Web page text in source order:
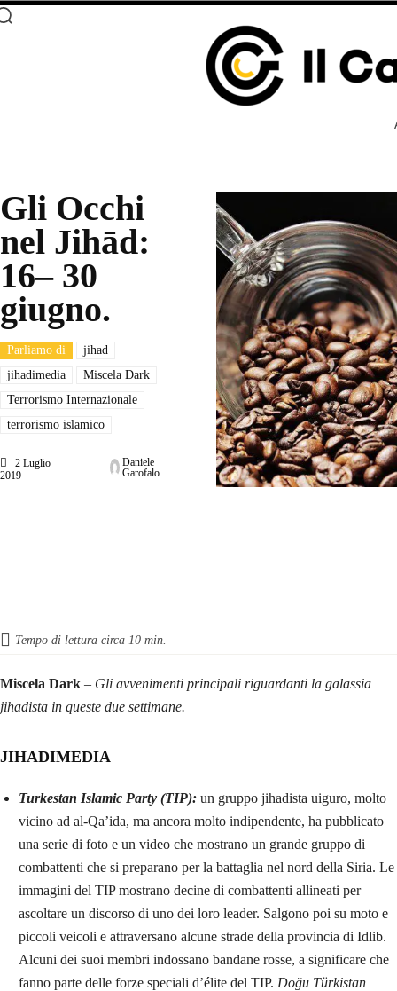
Gli Occhi
nel Jihād:
16– 30
giugno.
Parliamo di
jihad
jihadimedia
Miscela Dark
Terrorismo Internazionale
terrorismo islamico
2 Luglio
2019
Daniele
Garofalo
Tempo di lettura circa 10 min.
Miscela Dark – Gli avvenimenti principali riguardanti la galassia
jihadista in queste due settimane.
JIHADIMEDIA
Turkestan Islamic Party (TIP): un gruppo jihadista uiguro, molto
vicino ad al-Qa’ida, ma ancora molto indipendente, ha pubblicato
una serie di foto e un video che mostrano un grande gruppo di
combattenti che si preparano per la battaglia nel nord della Siria. Le
immagini del TIP mostrano decine di combattenti allineati per
ascoltare un discorso di uno dei loro leader. Salgono poi su moto e
piccoli veicoli e attraversano alcune strade della provincia di Idlib.
Alcuni dei suoi membri indossano bandane rosse, a significare che
fanno parte delle forze speciali d’élite del TIP. Doğu Türkistan